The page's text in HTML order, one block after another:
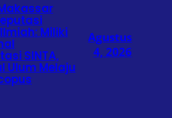
Miliki
SINTA,
Ulum Melaju
Agustus
4, 2026